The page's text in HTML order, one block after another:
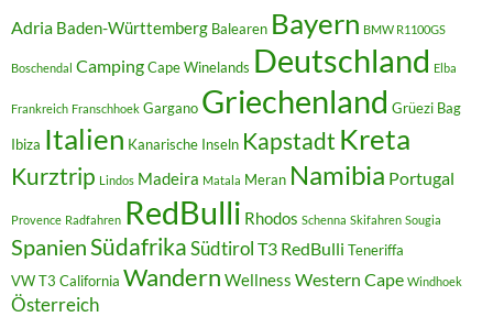
Adria Baden-Württemberg Balearen Bayern BMW R1100GS
Boschendal CampingCape Winelands Deutschland Elba
Frankreich Franschhoek Gargano Griechenland Grüezi Bag
Ibiza Italien Kanarische Inseln Kapstadt Kreta
Kurztrip Lindos Madeira Matala Meran Namibia Portugal
Provence Radfahren RedBulli Rhodos Schenna Skifahren Sougia
SpanienSüdafrikaSüdtirol T3 RedBulli Teneriffa
VW T3 California Wandern Wellness Western Cape Windhoek
Österreich